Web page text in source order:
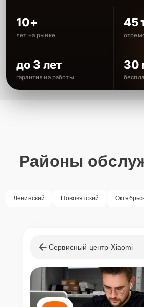
10+
лет на рынке
45
до 3 лет
гарантия на работы
30
Районы
Ленинский Нововятский
Сервисный центр Xiaomi